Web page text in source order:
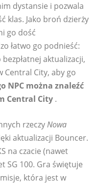
dystansie i pozwala
klas. Jako broń dzierży
go dość
łatwo go podnieść:
aktualizacji,
Central City, aby go
NPC można znaleźć
Central City .
rzeczyNowa
aktualizacji Bouncer.
na czacie (nawet
SG 100. Gra świętuje
która jest w